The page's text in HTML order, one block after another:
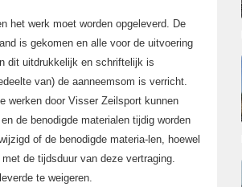
het werk moet worden opgeleverd. De
is gekomen en alle voor de uitvoering
dit uitdrukkelijk en schriftelijk is
van) de aanneemsom is verricht.
werken door Visser Zeilsport kunnen
de benodigde materialen tijdig worden
of de benodigde materia-len, hoewel
de tijdsduur van deze vertraging.
te weigeren.